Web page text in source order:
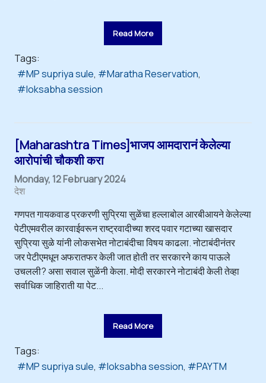
Read More
Tags:
MP supriya sule
Maratha Reservation
loksabha session
[Maharashtra Times]भाजप आमदारानं केलेल्या
आरोपांची चौकशी करा
Monday, 12 February 2024
देश
गणपत गायकवाड प्रकरणी सुप्रिया सुळेंचा हल्लाबोल आरबीआयने केलेल्या
पेटीएमवरील कारवाईवरून राष्ट्रवादीच्या शरद पवार गटाच्या खासदार
सुप्रिया सुळे यांनी लोकसभेत नोटाबंदीचा विषय काढला. नोटाबंदीनंतर
जर पेटीएमधून अफरातफर केली जात होती तर सरकारने काय पाऊले
उचलली? असा सवाल सुळेंनी केला. मोदी सरकारने नोटाबंदी केली तेव्हा
सर्वाधिक जाहिराती या पेट...
Read More
Tags:
MP supriya sule
loksabha session PAYTM